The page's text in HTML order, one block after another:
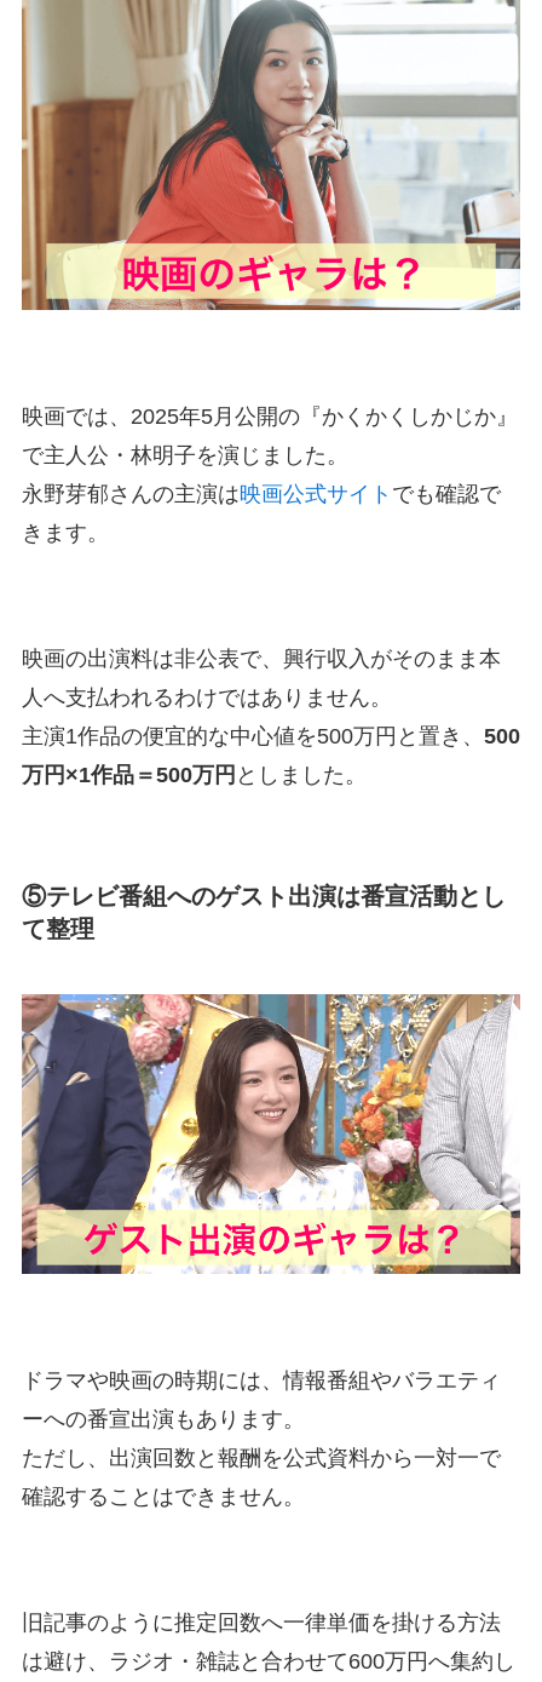
映画では、2025年5月公開の『かくかくしかじか』
で主人公・林明子を演じました。
永野芽郁さんの主演は映画公式サイト でも確認で
きます。
映画の出演料は非公表で、興行収入がそのまま本
人へ支払われるわけではありません。
主演1作品の便宜的な中心値を500万円と置き、 500
万円×1作品＝500万円 としました。
⑤テレビ番組へのゲスト出演は番宣活動とし
て整理
ドラマや映画の時期には、情報番組やバラエティ
ーへの番宣出演もあります。
ただし、出演回数と報酬を公式資料から一対一で
確認することはできません。
旧記事のように推定回数へ一律単価を掛ける方法
は避け、ラジオ・雑誌と合わせて600万円へ集約し